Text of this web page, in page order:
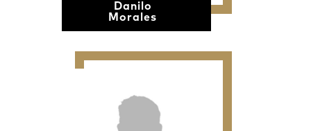
Danilo
Morales